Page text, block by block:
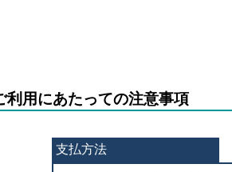
利用にあたっての注意事項
支払方法